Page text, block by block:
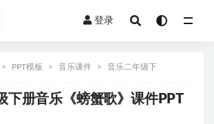
登录
PPT模板 音乐课件 音乐二年级下
下册音乐《螃蟹歌》课件PPT